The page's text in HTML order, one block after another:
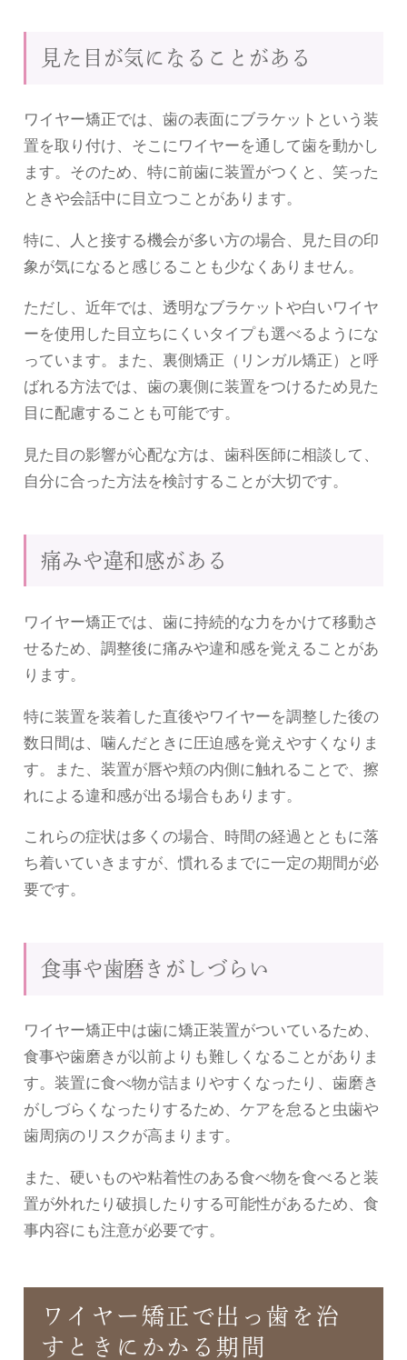
見た目が気になることがある
ワイヤー矯正では、歯の表面にブラケットという装
置を取り付け、そこにワイヤーを通して歯を動かし
ます。そのため、特に前歯に装置がつくと、笑った
ときや会話中に目立つことがあります。
特に、人と接する機会が多い方の場合、見た目の印
象が気になると感じることも少なくありません。
ただし、近年では、透明なブラケットや白いワイヤ
ーを使用した目立ちにくいタイプも選べるようにな
っています。また、裏側矯正（リンガル矯正）と呼
ばれる方法では、歯の裏側に装置をつけるため見た
目に配慮することも可能です。
見た目の影響が心配な方は、歯科医師に相談して、
自分に合った方法を検討することが大切です。
痛みや違和感がある
ワイヤー矯正では、歯に持続的な力をかけて移動さ
せるため、調整後に痛みや違和感を覚えることがあ
ります。
特に装置を装着した直後やワイヤーを調整した後の
数日間は、噛んだときに圧迫感を覚えやすくなりま
す。また、装置が唇や頬の内側に触れることで、擦
れによる違和感が出る場合もあります。
これらの症状は多くの場合、時間の経過とともに落
ち着いていきますが、慣れるまでに一定の期間が必
要です。
食事や歯磨きがしづらい
ワイヤー矯正中は歯に矯正装置がついているため、
食事や歯磨きが以前よりも難しくなることがありま
す。装置に食べ物が詰まりやすくなったり、歯磨き
がしづらくなったりするため、ケアを怠ると虫歯や
歯周病のリスクが高まります。
また、硬いものや粘着性のある食べ物を食べると装
置が外れたり破損したりする可能性があるため、食
事内容にも注意が必要です。
ワイヤー矯正で出っ歯を治
すときにかかる期間